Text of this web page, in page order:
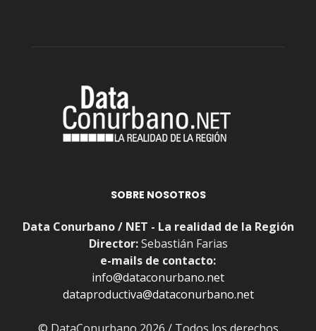
SOBRE NOSOTROS
Data Conurbano / NET - La realidad de la Región
Director:Sebastián Farias
e-mails de contacto:
info@dataconurbano.net
dataproductiva@dataconurbano.net
© DataConurbano 2026 / Todos los derechos